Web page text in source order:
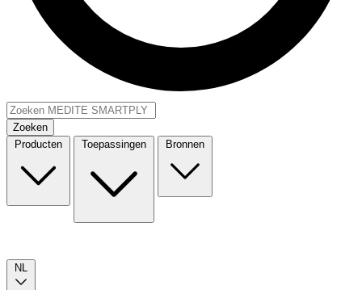
Zoeken
Producten
Toepassingen Bronnen
NL